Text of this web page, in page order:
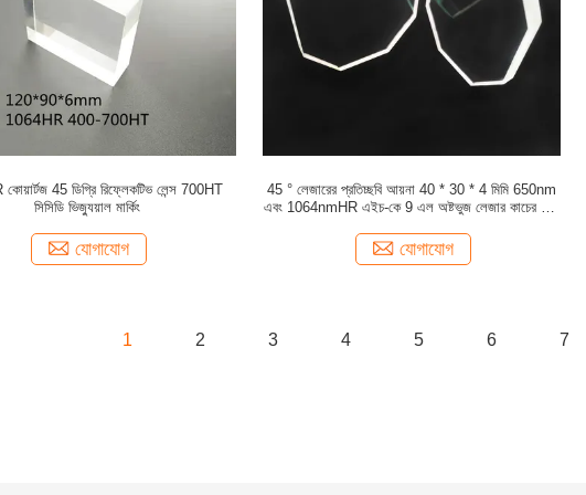
45 ডিগ্রি রিফ্লেকটিভ লেন্স 700HT
সিসিডি ভিজ্যুয়াল মার্কিং
যোগাযোগ
45 ° লেজারের প্রতিচ্ছবি আয়না 40 * 30 * 4 মিমি 650nm
এবং 1064nmHR এইচ-কে 9 এল অষ্টভুজ লেজার কাচের লেন্স
যোগাযোগ
1 2 3 4 5 6 7